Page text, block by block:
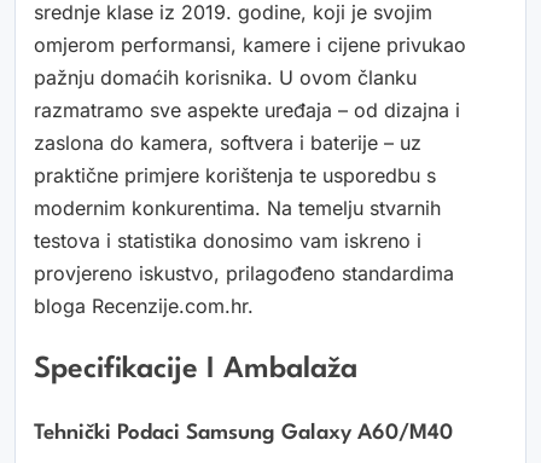
srednje klase iz 2019. godine, koji je svojim
omjerom performansi, kamere i cijene privukao
pažnju domaćih korisnika. U ovom članku
razmatramo sve aspekte uređaja – od dizajna i
zaslona do kamera, softvera i baterije – uz
praktične primjere korištenja te usporedbu s
modernim konkurentima. Na temelju stvarnih
testova i statistika donosimo vam iskreno i
provjereno iskustvo, prilagođeno standardima
bloga Recenzije.com.hr.
Specifikacije I Ambalaža
Tehnički Podaci Samsung Galaxy A60/M40